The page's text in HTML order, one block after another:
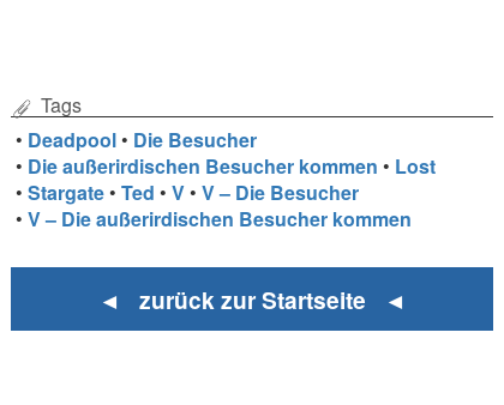
Tags
• Deadpool • Die Besucher
• Die außerirdischen Besucher kommen • Lost
•Stargate •Ted •V •V – Die Besucher
•V – Die außerirdischen Besucher kommen
◄ zurück zur Startseite ◄